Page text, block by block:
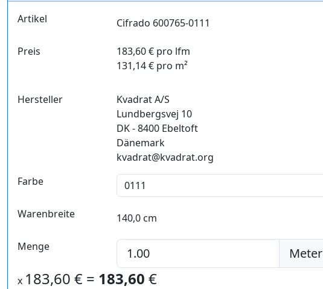
Artikel Cifrado 600765-0111
Preis
183,60 € pro lfm
131,14 € pro m²
Hersteller
Kvadrat A/S
Lundbergsvej 10
DK - 8400 Ebeltoft
Dänemark
kvadrat@kvadrat.org
Farbe
Warenbreite 140,0 cm
Menge Meter
x 183,60 € = 183,60 €